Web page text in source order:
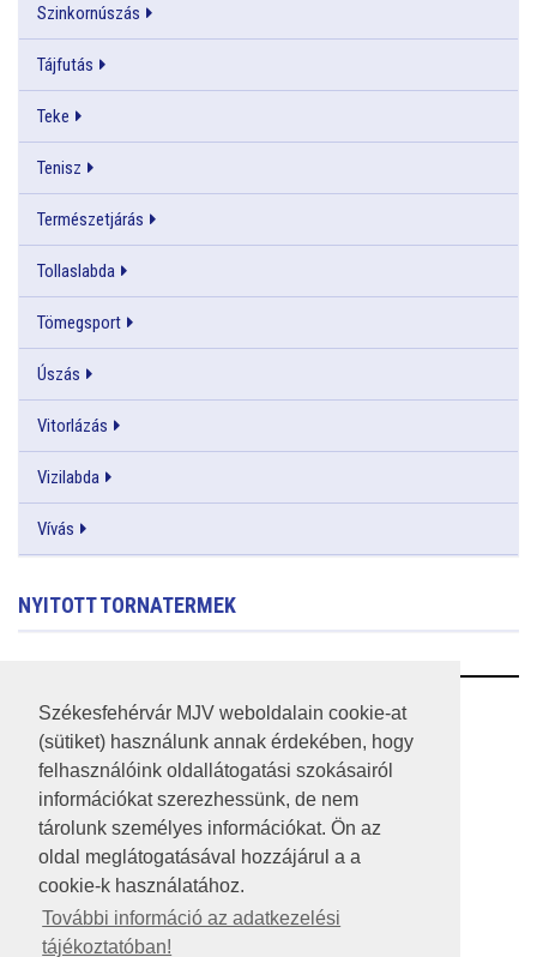
Székesfehérvár MJV weboldalain cookie-at
(sütiket) használunk annak érdekében, hogy
felhasználóink oldallátogatási szokásairól
információkat szerezhessünk, de nem
tárolunk személyes információkat. Ön az
oldal meglátogatásával hozzájárul a a
cookie-k használatához.
További információ az adatkezelési
tájékoztatóban!
Szinkornúszás
Tájfutás
Teke
Tenisz
Természetjárás
Tollaslabda
Tömegsport
Úszás
Vitorlázás
Vizilabda
Vívás
NYITOTT TORNATERMEK
RSS
A HONLAP 2017.03.31-I ÁLLAPOTA
JOGI NYILATKOZAT
IMPRESSZUM
KÖZÉRDEKŰ ADATOK